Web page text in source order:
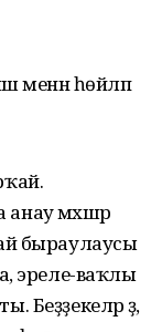
менән һөйләп
мәхшәр
быраулаусы
эреле-ваҡлы
ҙә,